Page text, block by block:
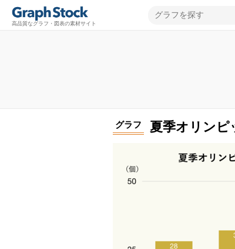
高品質なグラフ・図表の素材サイト
グラフ 夏季オリンピ